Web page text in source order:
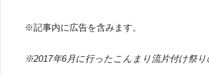
※記事内に広告を含みます。
※2017年6月に行ったこんまり流片付け祭り